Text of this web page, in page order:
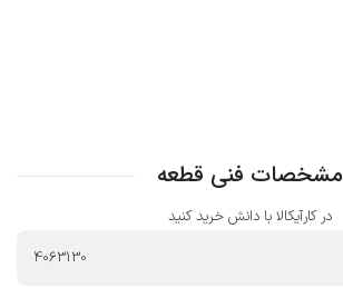
مشخصات فنی قطعه
در کارآیکالا با دانش خرید کنید
4063130